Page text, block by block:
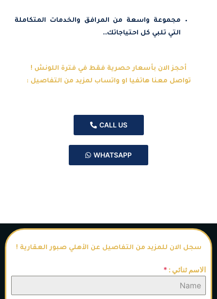
مجموعة واسعة من المرافق والخدمات المتكاملة
التي تلبي كل احتياجاتك…
أحجز الان بأسعار حصرية فقط في فترة اللونش !
تواصل معنا هاتفيا او واتساب لمزيد من التفاصيل :
CALL US
WHATSAPP
سجل الان للمزيد من التفاصيل عن الأهلي صبور العقارية !
الاسم ثنائي : *